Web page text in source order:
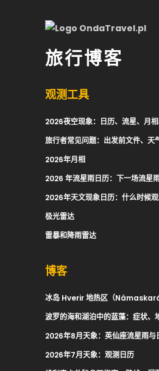
旅行博客
观测工具
2026夜空现象：日历、流星、月
旅行者常见问题：出发前文件、天
2026年月相
2026 年流星雨日历：下一场流星
2026年天文现象日历：什么时候观
极光雷达
雷暴和降雨雷达
博客
冰岛 Hverir 地热区（
波罗的海和湖泊中的蓝藻：症状、
2026年8月天象：英仙座流星雨与
2026年7月天象：观测日历